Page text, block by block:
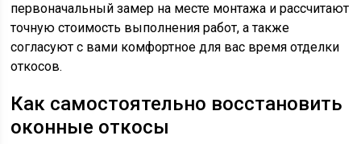
первоначальный замер на месте монтажа и рассчитают
точную стоимость выполнения работ, а также
согласуют с вами комфортное для вас время отделки
откосов.
Как самостоятельно восстановить
оконные откосы